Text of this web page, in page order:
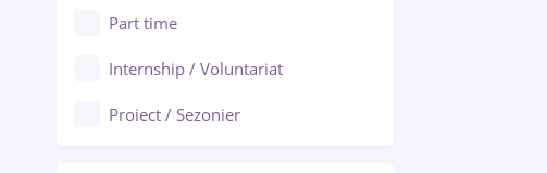
Baia Mare
Bârlad
Bistrița (Bistrița-Năsăud)
Audit / Consultanță
Auto / Echipamente
Automatizări
Part time
Internship / Voluntariat
Proiect / Sezonier